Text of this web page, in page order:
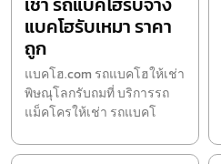
แบคโฮรับเหมา ราคา
ถูก
แบคโฮ.com รถแบคโฮให้เช่า
พิษณุโลกรับถมที่ บริการรถ
แม็คโครให้เช่า รถแบคโ